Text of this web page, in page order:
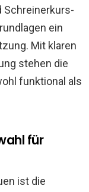
Schreinerkurs-
ein
Mit klaren
stehen die
funktional als
für
ist die